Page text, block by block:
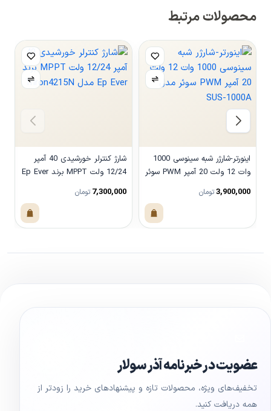
محصولات مرتبط
اینورتر-شارژر شبه سینوسی 1000
وات 12 ولت 20 آمپر PWM سوئر
مدل SUS-1000A
3,900,000تومان
شارژ کنترلر خورشیدی 40 آمپر
12/24 ولت MPPT برند Ep Ever
مدل Triron4215N
7,300,000 تومان
عضویت در خبرنامه آذر سولار
تخفیف‌های ویژه، محصولات تازه و پیشنهادهای خرید را زودتر از
همه دریافت کنید.